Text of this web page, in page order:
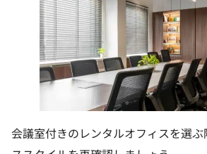
会議室付きのレンタルオフィスを選